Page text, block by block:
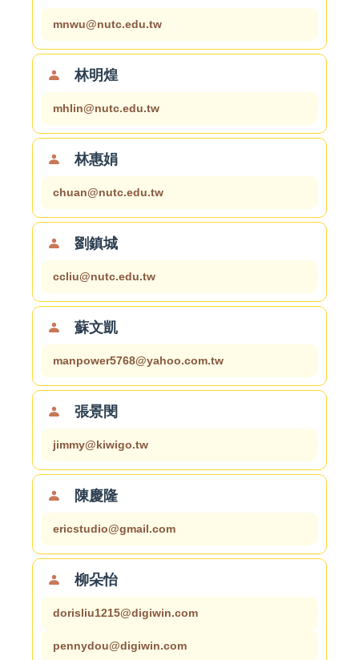
mnwu@nutc.edu.tw
林明煌
mhlin@nutc.edu.tw
林惠娟
chuan@nutc.edu.tw
劉鎮城
ccliu@nutc.edu.tw
蘇文凱
manpower5768@yahoo.com.tw
張景閔
jimmy@kiwigo.tw
陳慶隆
ericstudio@gmail.com
柳朵怡
dorisliu1215@digiwin.com
pennydou@digiwin.com